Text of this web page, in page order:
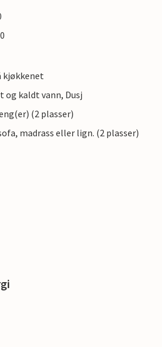
kjøkkenet
og kaldt vann, Dusj
(2 plasser)
madrass eller lign. (2 plasser)